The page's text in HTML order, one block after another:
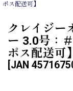
ポス配送可】
クレイジー
ー 3.0号：
ポス配送可】
JAN